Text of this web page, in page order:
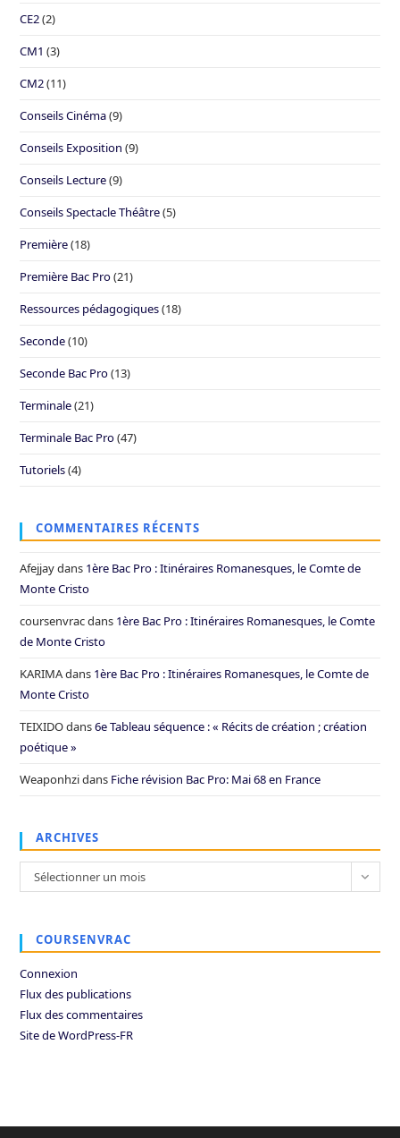
CE2(2)
CM1 (3)
CM2(11)
Conseils Cinéma(9)
Conseils Exposition (9)
Conseils Lecture(9)
Conseils Spectacle Théâtre(5)
Première(18)
Première Bac Pro(21)
Ressources pédagogiques(18)
Seconde(10)
Seconde Bac Pro(13)
Terminale(21)
Terminale Bac Pro(47)
Tutoriels(4)
COMMENTAIRES RÉCENTS
Afejjaydans 1ère Bac Pro : Itinéraires Romanesques, le Comte de
Monte Cristo
coursenvracdans 1ère Bac Pro : Itinéraires Romanesques, le Comte
de Monte Cristo
KARIMAdans 1ère Bac Pro : Itinéraires Romanesques, le Comte de
Monte Cristo
TEIXIDOdans6e Tableau séquence : « Récits de création ; création
poétique »
Weaponhzidans Fiche révision Bac Pro: Mai 68 en France
ARCHIVES
Archives
Sélectionner un mois
COURSENVRAC
Connexion
Flux des publications
Flux des commentaires
Site de WordPress-FR